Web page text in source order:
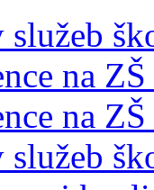
na
na